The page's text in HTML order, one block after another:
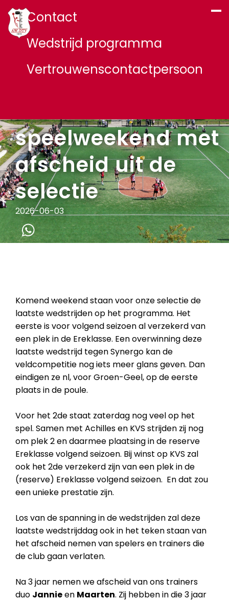
Contact
Wedstrijd programma
Vertrouwenscontactpersoon
Laatste
speelweekend met
afscheid uit de
selectie
2026-06-03
Komend weekend staan voor onze selectie de
laatste wedstrijden op het programma. Het
eerste is voor volgend seizoen al verzekerd van
een plek in de Ereklasse. Een overwinning deze
laatste wedstrijd tegen Synergo kan de
veldcompetitie nog iets meer glans geven. Dan
eindigen ze nl, voor Groen-Geel, op de eerste
plaats in de poule.
Voor het 2de staat zaterdag nog veel op het
spel. Samen met Achilles en KVS strijden zij nog
om plek 2 en daarmee plaatsing in de reserve
Ereklasse volgend seizoen. Bij winst op KVS zal
ook het 2de verzekerd zijn van een plek in de
(reserve) Ereklasse volgend seizoen. En dat zou
een unieke prestatie zijn.
Los van de spanning in de wedstrijden zal deze
laatste wedstrijddag ook in het teken staan van
het afscheid nemen van spelers en trainers die
de club gaan verlaten.
Na 3 jaar nemen we afscheid van ons trainers
duo Jannieen Maarten. Zij hebben in die 3 jaar